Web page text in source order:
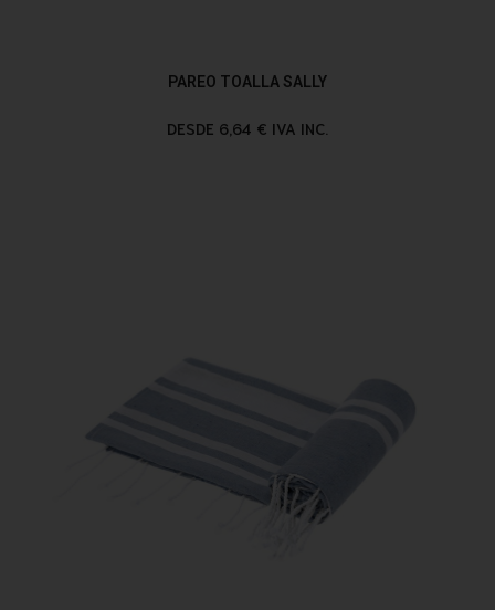
PAREO TOALLA SALLY
DESDE 6,64 € IVA INC.